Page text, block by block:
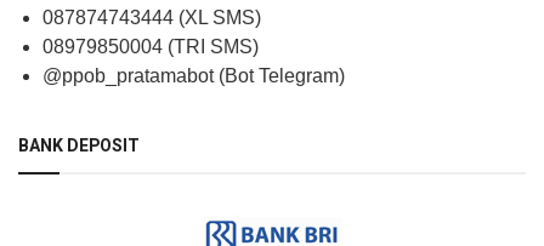
087874743444 (XL SMS)
08979850004 (TRI SMS)
@ppob_pratamabot (Bot Telegram)
BANK DEPOSIT